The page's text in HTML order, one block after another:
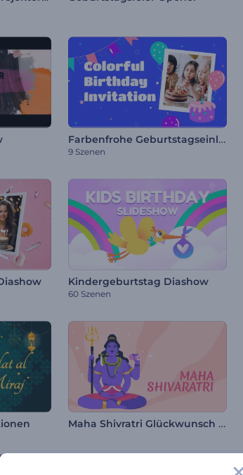
Farbenfrohe Geburtstagseinladung
9 Szenen
Kindergeburtstag Diashow
60 Szenen
Maha Shivratri Glückwunsch Video